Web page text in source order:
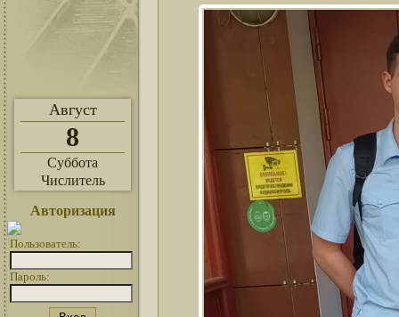
Август
8
Суббота
Числитель
Авторизация
Пользователь:
Пароль: